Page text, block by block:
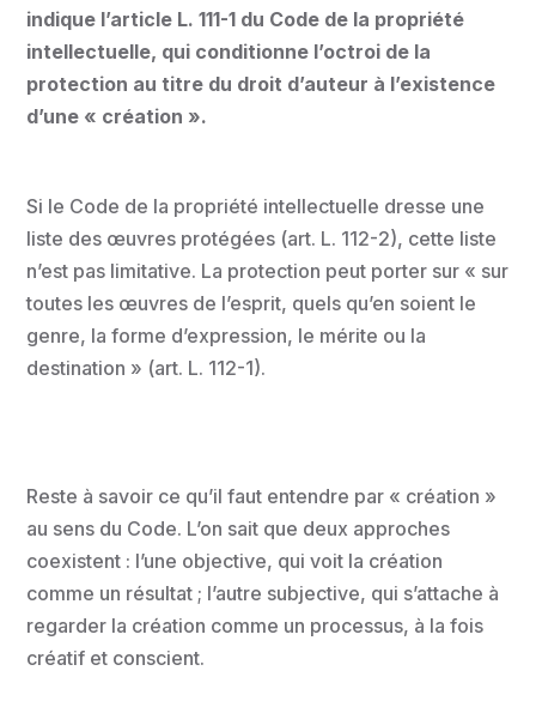
indique l’article L. 111-1 du Code de la propriété
intellectuelle, qui conditionne l’octroi de la
protection au titre du droit d’auteur à l’existence
d’une « création ».
Si le Code de la propriété intellectuelle dresse une
liste des œuvres protégées (art. L. 112-2), cette liste
n’est pas limitative. La protection peut porter sur « sur
toutes les œuvres de l’esprit, quels qu’en soient le
genre, la forme d’expression, le mérite ou la
destination » (art. L. 112-1).
Reste à savoir ce qu’il faut entendre par « création »
au sens du Code. L’on sait que deux approches
coexistent : l’une objective, qui voit la création
comme un résultat ; l’autre subjective, qui s’attache à
regarder la création comme un processus, à la fois
créatif et conscient.